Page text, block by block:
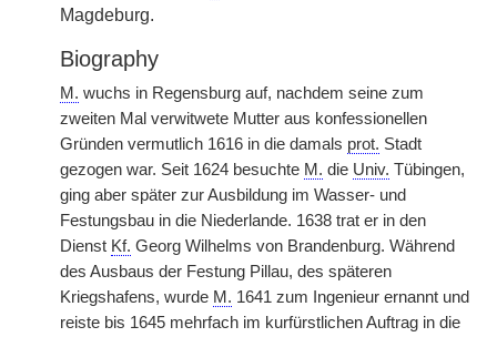
Magdeburg.
Biography
M. wuchs in Regensburg auf, nachdem seine zum
zweiten Mal verwitwete Mutter aus konfessionellen
Gründen vermutlich 1616 in die damals prot. Stadt
gezogen war. Seit 1624 besuchte M. die Univ. Tübingen,
ging aber später zur Ausbildung im Wasser- und
Festungsbau in die Niederlande. 1638 trat er in den
Dienst Kf. Georg Wilhelms von Brandenburg. Während
des Ausbaus der Festung Pillau, des späteren
Kriegshafens, wurde M. 1641 zum Ingenieur ernannt und
reiste bis 1645 mehrfach im kurfürstlichen Auftrag in die